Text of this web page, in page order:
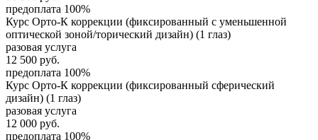
предоплата 100%
Курс Орто-К коррекции (фиксированный с уменьшенной
оптической зоной/торический дизайн) (1 глаз)
разовая услуга
12 500 руб.
предоплата 100%
Курс Орто-К коррекции (фиксированный сферический
дизайн) (1 глаз)
разовая услуга
12 000 руб.
предоплата 100%